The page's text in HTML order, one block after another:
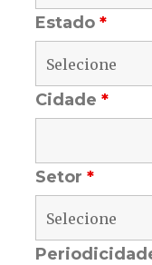
Estado*
Cidade*
Setor*